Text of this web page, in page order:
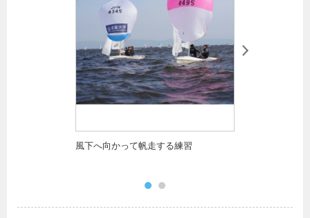
風下へ向かって帆走する練習